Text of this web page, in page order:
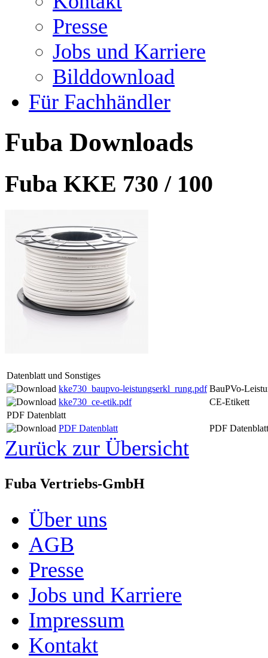
Presse
Jobs und Karriere
Bilddownload
Für Fachhändler
Fuba Downloads
Fuba KKE 730 / 100
Datenblatt und Sonstiges
kke730_baupvo-leistungserkl_rung.pdf BauPVo-
kke730_ce-etik.pdf
CE-Etikett
PDF Datenblatt
PDF Datenblatt
PDF Datenblatt
Zurück zur Übersicht
Fuba Vertriebs-GmbH
Über uns
AGB
Presse
Jobs und Karriere
Impressum
Kontakt